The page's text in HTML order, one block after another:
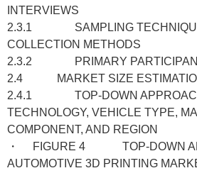
INTERVIEWS
2.3.1 SAMPLING
COLLECTION METHODS
2.3.2 PRIMARY
2.4 MARKET SIZE
2.4.1 TOP-DOWN
TECHNOLOGY, VEHICLE TYPE,
COMPONENT, AND REGION
・ FIGURE 4 TOP-DOWN
AUTOMOTIVE 3D PRINTING